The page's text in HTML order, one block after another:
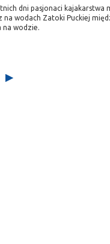
dni pasjonaci kajakarstwa
na wodach Zatoki Puckiej
na wodzie.